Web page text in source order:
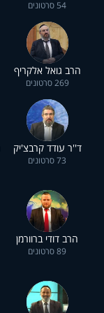
54 סרטונים
הרב גואל אלקריף
269 סרטונים
ד''ר עודד קרבצ'יק
73 סרטונים
הרב דודי ברוורמן
89 סרטונים